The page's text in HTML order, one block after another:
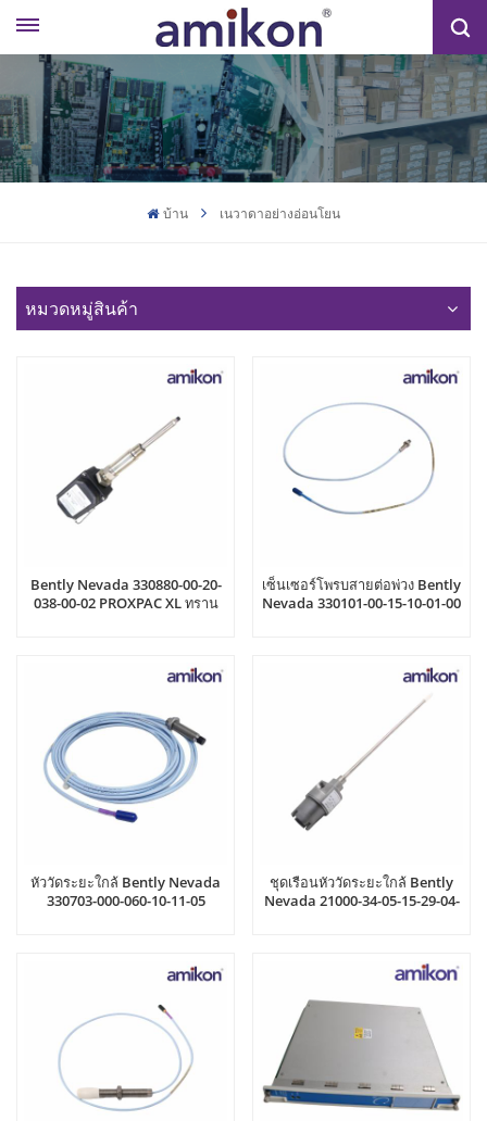
บ้าน เนวาดาอย่างอ่อนโยน
หมวดหมู่สินค้า
Bently Nevada 330880-00-20-
038-00-02 PROXPAC XL ทราน
เซ็นเซอร์โพรบสายต่อพ่วง Bently
Nevada 330101-00-15-10-01-00
หัววัดระยะใกล้ Bently Nevada
330703-000-060-10-11-05
ชุดเรือนหัววัดระยะใกล้ Bently
Nevada 21000-34-05-15-29-04-